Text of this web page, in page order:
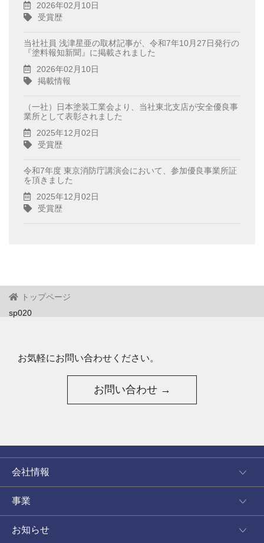
2026年02月10日
受賞歴
当社社員 浅津星亜の取材記事が、令和7年10月27日発行の
『塗料報知新聞』に掲載されました
2026年02月10日
掲載情報
（一社）日本塗装工業会より、当社東北支店が安全優良事
業所として表彰されました
2025年12月02日
受賞歴
令和7年度 東京消防庁講演会において、参加優良事業所証
を頂きました
2025年12月02日
受賞歴
トップページ
sp020
お気軽にお問い合わせください。
お問い合わせ →
会社情報
事業
お知らせ